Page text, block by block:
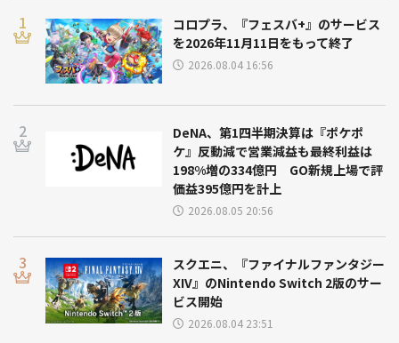
コロプラ、『フェスバ+』のサービス
を2026年11月11日をもって終了
2026.08.04 16:56
DeNA、第1四半期決算は『ポケポ
ケ』反動減で営業減益も最終利益は
198%増の334億円 GO新規上場で評
価益395億円を計上
2026.08.05 20:56
スクエニ、『ファイナルファンタジー
XIV』のNintendo Switch 2版のサー
ビス開始
2026.08.04 23:51